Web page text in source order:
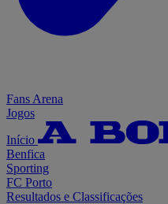
Fans Arena
Jogos
Início
Benfica
Sporting
FC Porto
Resultados e Classificações